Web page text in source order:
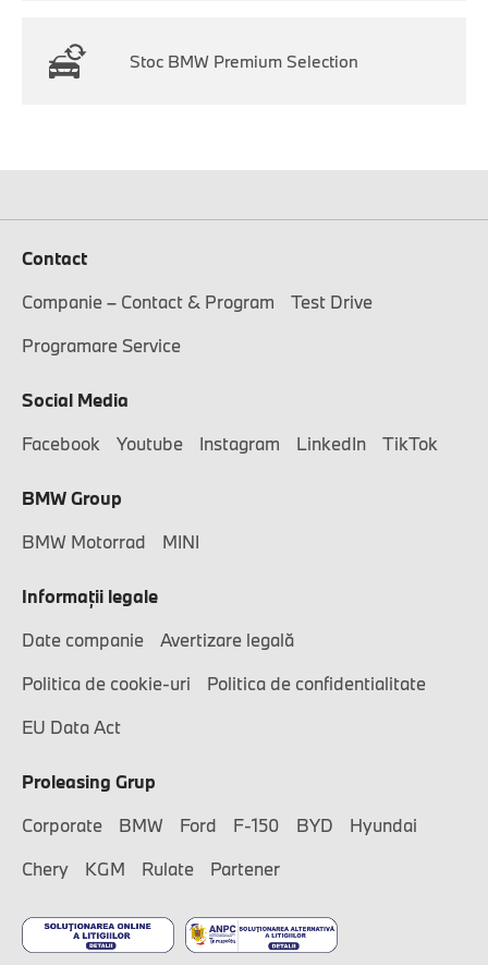
Stoc BMW Premium Selection
Contact
Companie – Contact & Program
Test Drive
Programare Service
Social Media
Facebook
Youtube Instagram LinkedIn TikTok
BMW Group
BMW Motorrad
MINI
Informaţii legale
Date companie
Avertizare legală
Politica de cookie-uri
Politica de confidentialitate
EU Data Act
Proleasing Grup
Corporate
BMW Ford F-150 BYD
Hyundai
Chery
KGM Rulate Partener